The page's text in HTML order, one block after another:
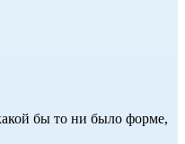
бы то ни было форме,